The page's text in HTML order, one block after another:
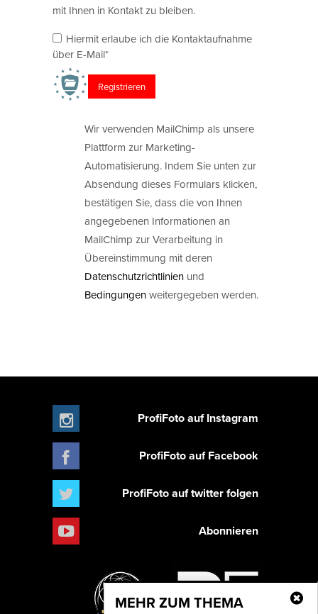
mit Ihnen in Kontakt zu bleiben.
Hiermit erlaube ich die Kontaktaufnahme
über E-Mail*
Wir verwenden MailChimp als unsere
Plattform zur Marketing-
Automatisierung. Indem Sie unten zur
Absendung dieses Formulars klicken,
bestätigen Sie, dass die von Ihnen
angegebenen Informationen an
MailChimp zur Verarbeitung in
Übereinstimmung mit deren
Datenschutzrichtlinien und
Bedingungenweitergegeben werden.
MEHR ZUM THEMA
ProfiFoto auf Instagram
ProfiFoto auf Facebook
ProfiFoto auf twitter folgen
Abonnieren